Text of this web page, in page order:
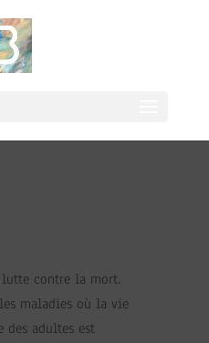
contre la mort.
maladies où la vie
des adultes est